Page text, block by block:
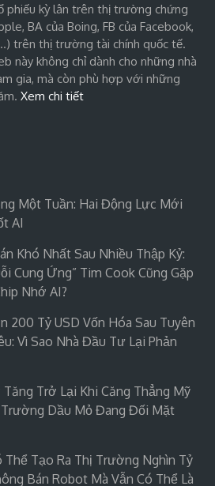
phiếu kỳ lân trên thị trường chứng
BA của Boing, FB của Facebook,
trên thị trường tài chính quốc tế.
này không chỉ dành cho những nhà
gia, mà còn phù hợp với những
Xem chi tiết
Một Tuần: Hai Động Lực Mới
AI
Khó Nhất Sau Nhiều Thập Kỷ:
Cung Ứng” Tim Cook Cũng Gặp
Nhớ AI?
200 Tỷ USD Vốn Hóa Sau Tuyên
Vì Sao Nhà Đầu Tư Lại Phản
Tăng Trở Lại Khi Căng Thẳng Mỹ
Trường Dầu Mỏ Đang Đối Mặt
Tạo Ra Thị Trường Nghìn Tỷ
Bán Robot Mà Vẫn Có Thể Là